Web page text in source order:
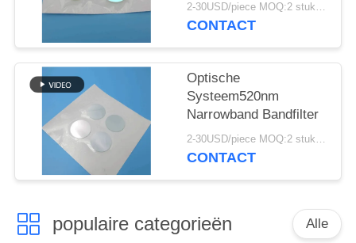
2-30USD/piece MOQ:2 stukken
CONTACT
Optische
Systeem520nm
Narrowband Bandfilter
2-30USD/piece MOQ:2 stukken
CONTACT
populaire categorieën Alle